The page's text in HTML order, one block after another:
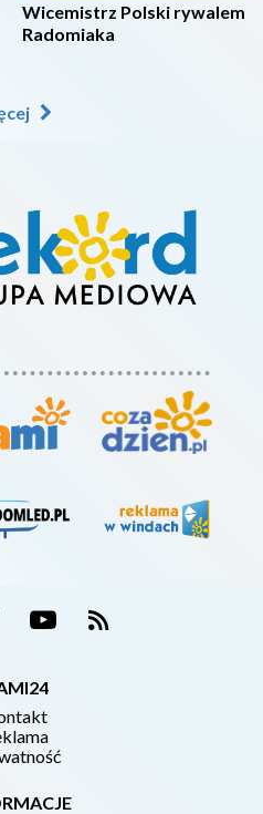
Wicemistrz Polski rywalem
Radomiaka